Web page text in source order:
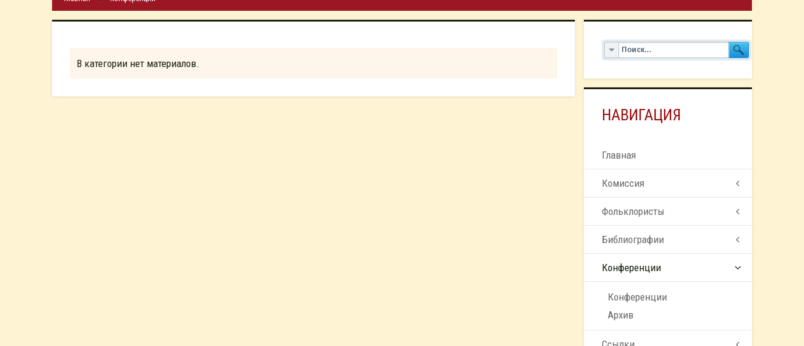
В категории нет материалов.
НАВИГАЦИЯ
Главная
Комиссия
Фольклористы
Библиографии
Конференции
Конференции
Архив